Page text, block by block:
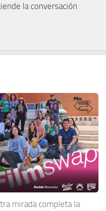
la conversación
mirada completa la